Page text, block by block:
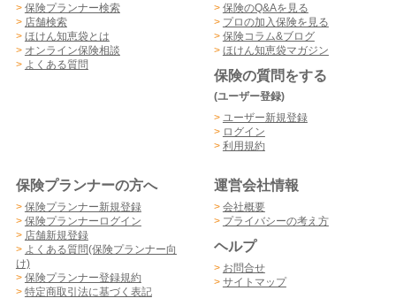
> 保険プランナー検索
> 店舗検索
> ほけん知恵袋とは
> オンライン保険相談
> よくある質問
> 保険のQ&Aを見る
> プロの加入保険を見る
> 保険コラム&ブログ
> ほけん知恵袋マガジン
保険の質問をする
(ユーザー登録)
> ユーザー新規登録
> ログイン
> 利用規約
保険プランナーの方へ
> 保険プランナー新規登録
> 保険プランナーログイン
> 店舗新規登録
> よくある質問(保険プランナー向
け)
> 保険プランナー登録規約
> 特定商取引法に基づく表記
運営会社情報
> 会社概要
> プライバシーの考え方
ヘルプ
> お問合せ
> サイトマップ